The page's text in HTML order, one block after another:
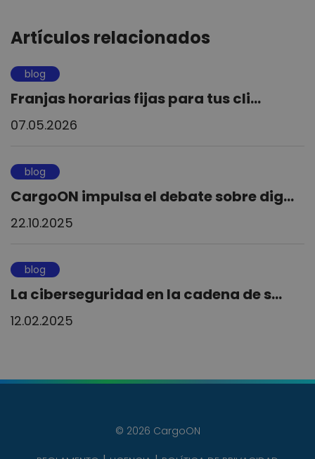
Artículos relacionados
blog
Franjas horarias fijas para tus cli...
07.05.2026
blog
CargoON impulsa el debate sobre dig...
22.10.2025
blog
La ciberseguridad en la cadena de s...
12.02.2025
© 2026 CargoON